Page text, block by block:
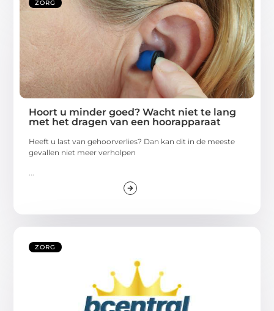
ZORG
Hoort u minder goed? Wacht niet te lang
met het dragen van een hoorapparaat
Heeft u last van gehoorverlies? Dan kan dit in de meeste
gevallen niet meer verholpen
ZORG